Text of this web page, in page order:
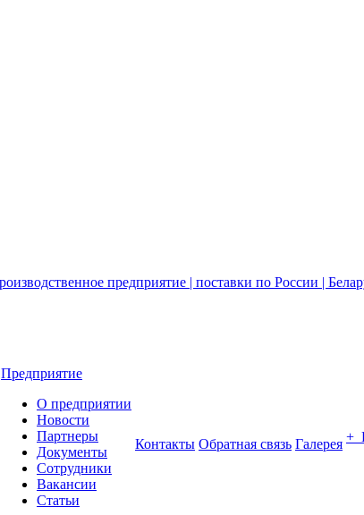
Предприятие
О предприятии
Новости
Партнеры
Документы
Сотрудники
Вакансии
Статьи
Контакты Обратная связь Галерея +